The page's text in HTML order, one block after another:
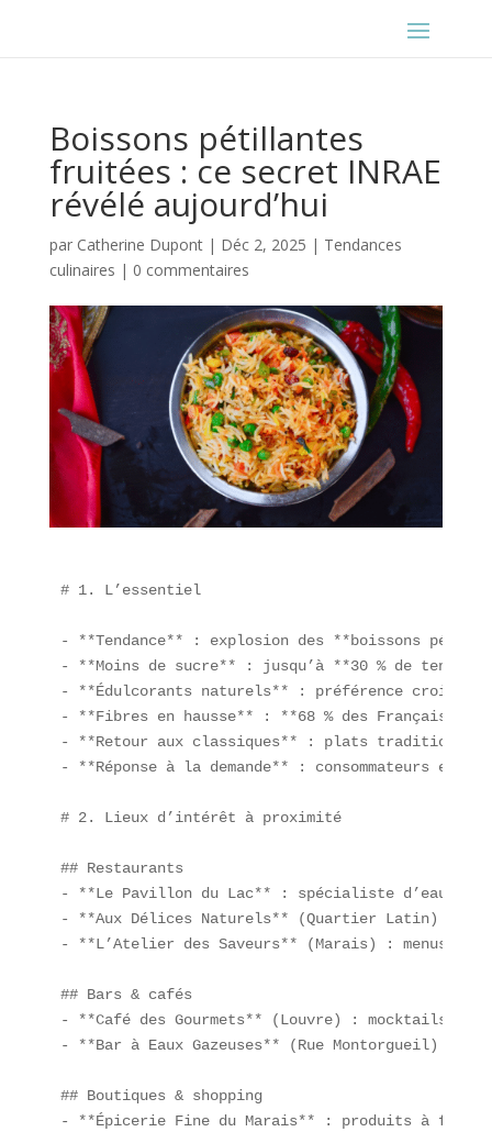
Boissons pétillantes
fruitées : ce secret INRAE
révélé aujourd’hui
par Catherine Dupont| Déc 2, 2025 | Tendances
culinaires | 0 commentaires
# 1. L’essentiel
- **Tendance** : explosion des **boissons
- **Moins de sucre** : jusqu’à **30 % de
- **Édulcorants naturels** : préférence
- **Fibres en hausse** : **68 % des Français**
- **Retour aux classiques** : plats
- **Réponse à la demande** : consommateurs
# 2. Lieux d’intérêt à proximité
## Restaurants
- **Le Pavillon du Lac** : spécialiste d’eaux
- **Aux Délices Naturels** (Quartier Latin) :
- **L’Atelier des Saveurs** (Marais) : menus
## Bars & cafés
- **Café des Gourmets** (Louvre) : mocktails
- **Bar à Eaux Gazeuses** (Rue Montorgueil) :
## Boutiques & shopping
- **Épicerie Fine du Marais** : produits à